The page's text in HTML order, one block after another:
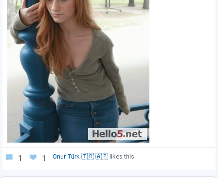
1 1 Onur Türk 🇹🇷 🇦🇿 likes this